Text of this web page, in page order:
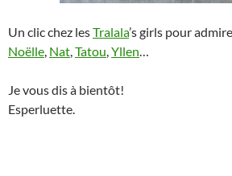
Un clic chez lesTralala’s girls pour
Noëlle, Nat,Tatou,Yllen…
Je vous dis à bientôt!
Esperluette.